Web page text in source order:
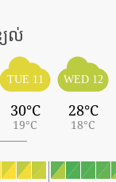
ល់
TUE 11
30°C
19°C
WED 12
28°C
18°C